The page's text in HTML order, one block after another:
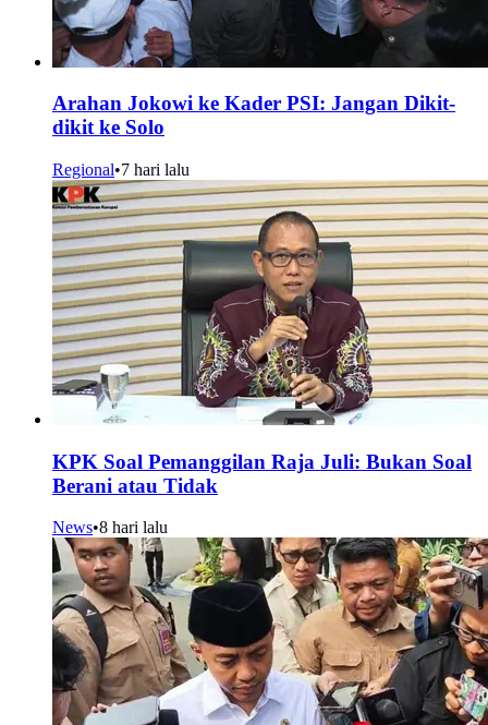
Arahan Jokowi ke Kader PSI: Jangan Dikit-
dikit ke Solo
Regional•7 hari lalu
KPK Soal Pemanggilan Raja Juli: Bukan Soal
Berani atau Tidak
News•8 hari lalu